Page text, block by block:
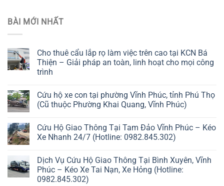
BÀI MỚI NHẤT
Cho thuê cẩu lắp rọ làm việc trên cao tại KCN Bá
Thiện – Giải pháp an toàn, linh hoạt cho mọi công
trình
Cứu hộ xe con tại phường Vĩnh Phúc, tỉnh Phú Thọ
(Cũ thuộc Phường Khai Quang, Vĩnh Phúc)
Cứu Hộ Giao Thông Tại Tam Đảo Vĩnh Phúc – Kéo
Xe Nhanh 24/7 (Hotline: 0982.845.302)
Dịch Vụ Cứu Hộ Giao Thông Tại Bình Xuyên, Vĩnh
Phúc – Kéo Xe Tai Nạn, Xe Hỏng (Hotline:
0982.845.302)